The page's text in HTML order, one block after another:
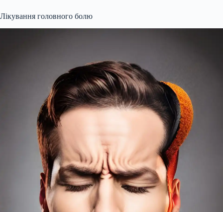
Лікування головного болю